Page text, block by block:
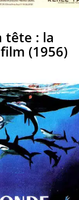
tête : la
(1956)